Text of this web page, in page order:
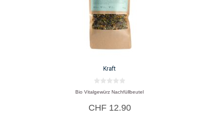
Kraft
0
v
n
5
Bio Vitalgewürz Nachfüllbeutel
CHF12.90